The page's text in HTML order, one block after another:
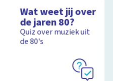
Wat weet jij over
de jaren 80?
Quiz over muziek uit
de 80's